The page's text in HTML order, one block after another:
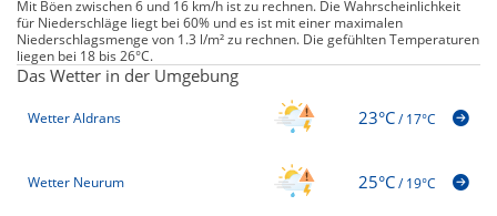
Mit Böen zwischen 6 und 16 km/h ist zu rechnen. Die Wahrscheinlichkeit
für Niederschläge liegt bei 60% und es ist mit einer maximalen
Niederschlagsmenge von 1.3 l/m² zu rechnen. Die gefühlten Temperaturen
liegen bei 18 bis 26°C.
Das Wetter in der Umgebung
Wetter Aldrans 23°C/17°C
Wetter Neurum 25°C/19°C